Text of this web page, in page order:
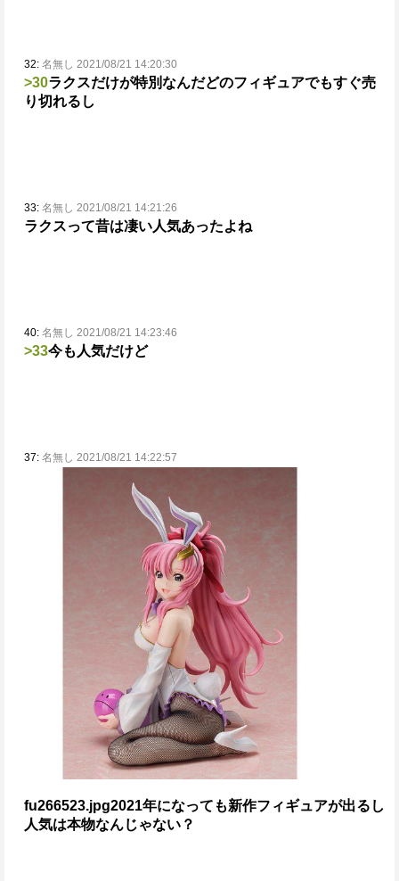
32: 名無し 2021/08/21 14:20:30
>30ラクスだけが特別なんだどのフィギュアでもすぐ売
り切れるし
33: 名無し 2021/08/21 14:21:26
ラクスって昔は凄い人気あったよね
40: 名無し 2021/08/21 14:23:46
>33今も人気だけど
37: 名無し 2021/08/21 14:22:57
fu266523.jpg2021年になっても新作フィギュアが出るし
人気は本物なんじゃない？